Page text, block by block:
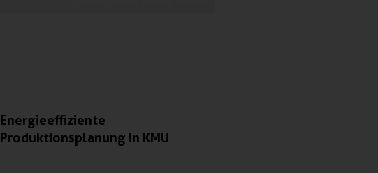
Energieeffiziente
Produktionsplanung in KMU